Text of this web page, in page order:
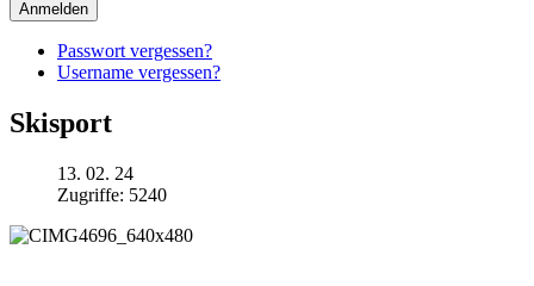
Passwort vergessen?
Username vergessen?
Skisport
13. 02. 24
Zugriffe: 5240